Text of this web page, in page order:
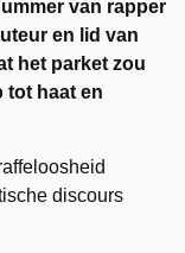
van rapper
en lid van
het parket zou
tot haat en
discours